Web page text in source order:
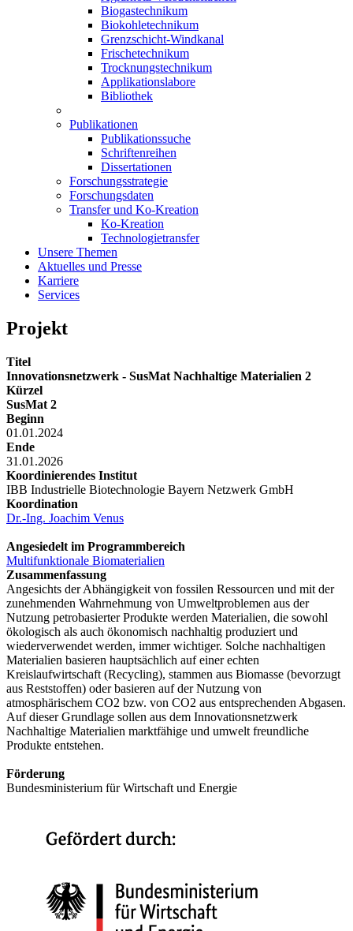
Biogastechnikum
Biokohletechnikum
Grenzschicht-Windkanal
Frischetechnikum
Trocknungstechnikum
Applikationslabore
Bibliothek
Publikationen
Publikationssuche
Schriftenreihen
Dissertationen
Forschungsstrategie
Forschungsdaten
Transfer und Ko-Kreation
Ko-Kreation
Technologietransfer
Unsere Themen
Aktuelles und Presse
Karriere
Services
Projekt
Titel
Innovationsnetzwerk - SusMat Nachhaltige Materialien 2
Kürzel
SusMat 2
Beginn
01.01.2024
Ende
31.01.2026
Koordinierendes Institut
IBB Industrielle Biotechnologie Bayern Netzwerk GmbH
Koordination
Dr.-Ing. Joachim Venus
Angesiedelt im Programmbereich
Multifunktionale Biomaterialien
Zusammenfassung
Angesichts der Abhängigkeit von fossilen Ressourcen und mit der
zunehmenden Wahrnehmung von Umweltproblemen aus der
Nutzung petrobasierter Produkte werden Materialien, die sowohl
ökologisch als auch ökonomisch nachhaltig produziert und
wiederverwendet werden, immer wichtiger. Solche nachhaltigen
Materialien basieren hauptsächlich auf einer echten
Kreislaufwirtschaft (Recycling), stammen aus Biomasse (bevorzugt
aus Reststoffen) oder basieren auf der Nutzung von
atmosphärischem CO2 bzw. von CO2 aus entsprechenden Abgasen.
Auf dieser Grundlage sollen aus dem Innovationsnetzwerk
Nachhaltige Materialien marktfähige und umwelt freundliche
Produkte entstehen.
Förderung
Bundesministerium für Wirtschaft und Energie